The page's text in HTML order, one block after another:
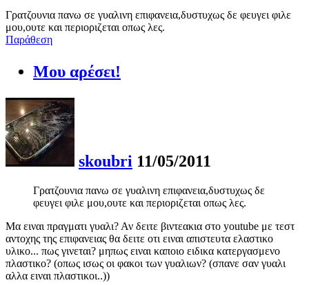
Γρατζουνια πανω σε γυαλινη επιφανεια,δυστυχως δε φευγει φιλε
μου,ουτε και περιοριζεται οπως λες.
Παράθεση
Μου αρέσει!
skoubri 11/05/2011
Γρατζουνια πανω σε γυαλινη επιφανεια,δυστυχως δε
φευγει φιλε μου,ουτε και περιοριζεται οπως λες.
Μα ειναι πραγματι γυαλι? Αν δειτε βιντεακια στο youtube με τεστ
αντοχης της επιφανειας θα δειτε οτι ειναι απιστευτα ελαστικο
υλικο... πως γινεται? μηπως ειναι καποιο ειδικα κατεργασμενο
πλαστικο? (οπως ισως οι φακοι των γυαλιων? (σπανε σαν γυαλι
αλλα ειναι πλαστικοι..))